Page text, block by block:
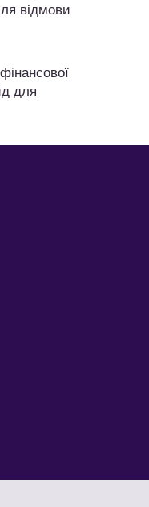
відмови
для